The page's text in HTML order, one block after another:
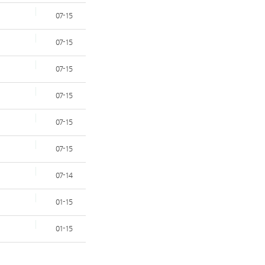
07-15
07-15
07-15
07-15
07-15
07-15
07-14
01-15
01-15